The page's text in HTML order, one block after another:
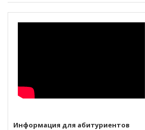
Информация для абитуриентов